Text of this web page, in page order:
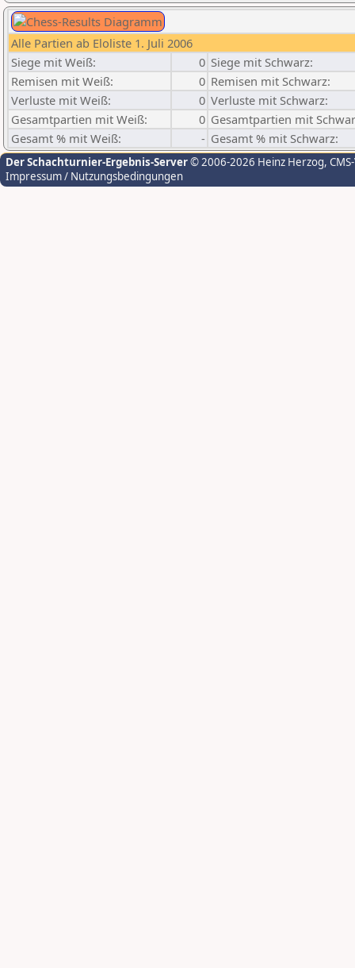
Alle Partien ab Eloliste 1. Juli 2006
Siege mit Weiß:
0 Siege mit Schwarz:
Remisen mit Weiß:
0 Remisen mit Schwarz:
Verluste mit Weiß:
0 Verluste mit Schwarz:
Gesamtpartien mit Weiß:
0 Gesamtpartien mit
Gesamt % mit Weiß:
- Gesamt % mit Schwarz:
Der Schachturnier-Ergebnis-Server© 2006-2026 Heinz Herzog,
Impressum / Nutzungsbedingungen